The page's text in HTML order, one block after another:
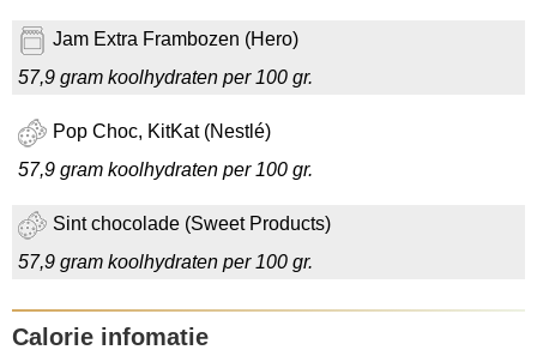
Jam Extra Frambozen (Hero)
57,9 gram koolhydraten per 100 gr.
Pop Choc, KitKat (Nestlé)
57,9 gram koolhydraten per 100 gr.
Sint chocolade (Sweet Products)
57,9 gram koolhydraten per 100 gr.
Calorie infomatie